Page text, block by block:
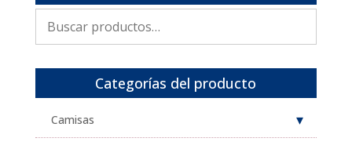
por:
Categorías del producto
Camisas